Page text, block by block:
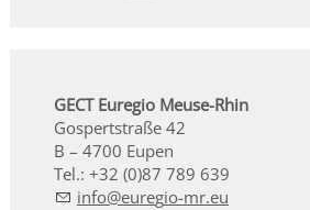
GECT Euregio Meuse-Rhin
Gospertstraße 42
B – 4700 Eupen
Tel.: +32 (0)87 789 639
nf
r g -mr